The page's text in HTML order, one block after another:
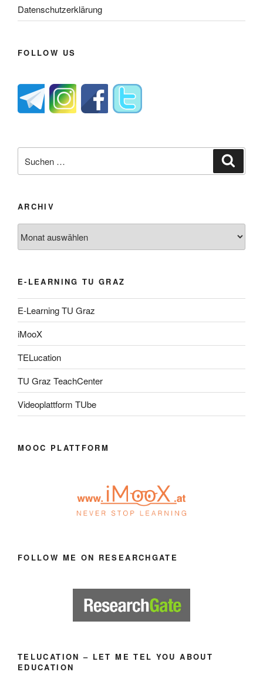
Datenschutzerklärung
FOLLOW US
nach:
ARCHIV
E-LEARNING TU GRAZ
E-Learning TU Graz
iMooX
TELucation
TU Graz TeachCenter
Videoplattform TUbe
MOOC PLATTFORM
FOLLOW ME ON RESEARCHGATE
TELUCATION – LET ME TEL YOU ABOUT
EDUCATION